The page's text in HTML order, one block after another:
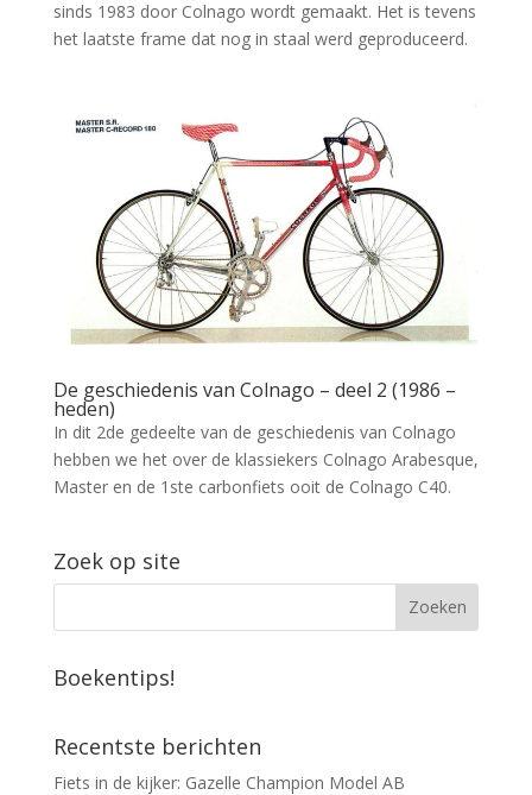
sinds 1983 door Colnago wordt gemaakt. Het is tevens
het laatste frame dat nog in staal werd geproduceerd.
De geschiedenis van Colnago – deel 2 (1986 –
heden)
In dit 2de gedeelte van de geschiedenis van Colnago
hebben we het over de klassiekers Colnago Arabesque,
Master en de 1ste carbonfiets ooit de Colnago C40.
Zoek op site
Boekentips!
Recentste berichten
Fiets in de kijker: Gazelle Champion Model AB